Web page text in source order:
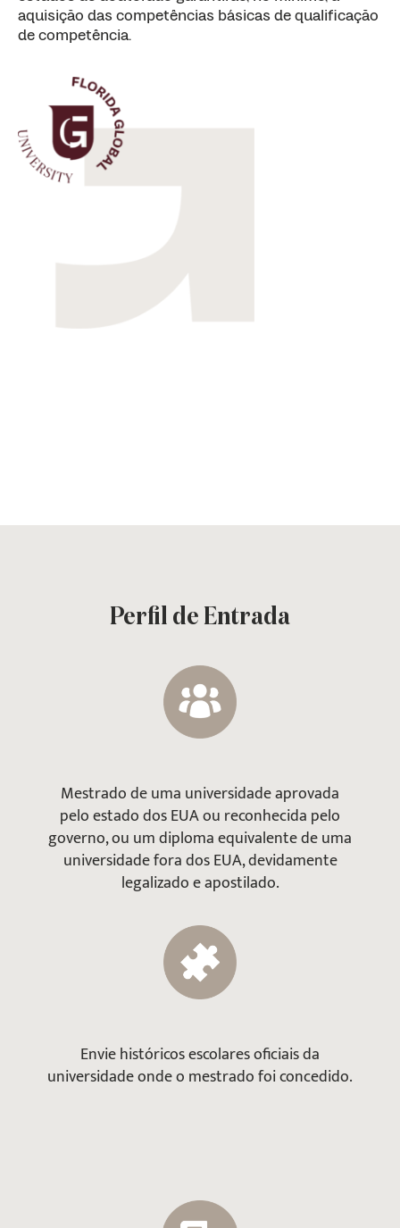
aquisição das competências básicas de qualificação
de competência.
Perfil de Entrada
Mestrado de uma universidade aprovada
pelo estado dos EUA ou reconhecida pelo
governo, ou um diploma equivalente de uma
universidade fora dos EUA, devidamente
legalizado e apostilado.
Envie históricos escolares oficiais da
universidade onde o mestrado foi concedido.